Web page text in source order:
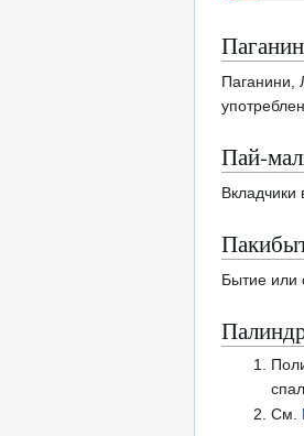
Паганини,
Пай-
Вкладчики
Бытие или
См.